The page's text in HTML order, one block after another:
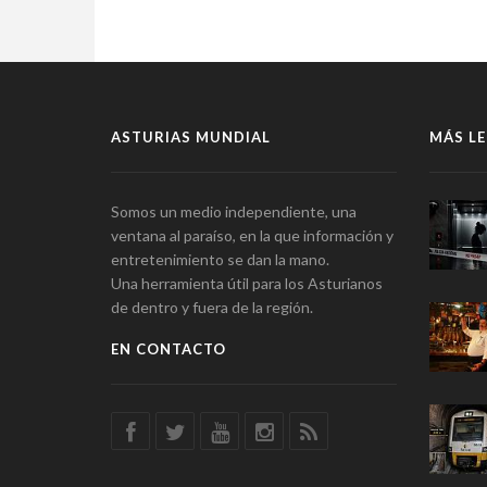
ASTURIAS MUNDIAL
Somos un medio independiente, una
ventana al paraíso, en la que información y
entretenimiento se dan la mano.
Una herramienta útil para los Asturianos
de dentro y fuera de la región.
EN CONTACTO
MÁS